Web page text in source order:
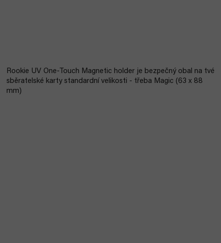
Rookie UV One-Touch Magnetic holder je bezpečný obal na tvé
sběratelské karty standardní velikosti - třeba Magic (63 x 88
mm)